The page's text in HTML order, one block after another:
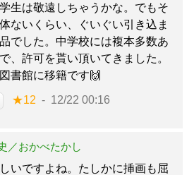
生は敬遠しちゃうかな。でもそ
ないくらい、ぐいぐい引き込ま
でした。中学校には複本多数あ
、許可を貰い頂いてきました。
書館に移籍です🙌
★12 12/22 00:16
／おかべたかし
いですよね。たしかに挿画も屈